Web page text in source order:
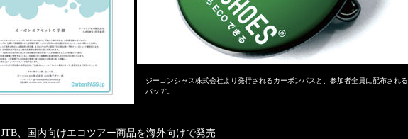
ジーコンシャス株式会社より発行されるカーボンパスと、参加者全員に配布される
バッヂ。
JTB、国内向けエコツアー商品を海外向けで発売